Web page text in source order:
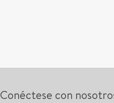
Conéctese con